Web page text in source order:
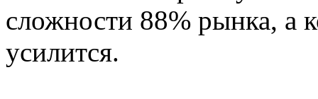
сложности 88% рынка, а
усилится.